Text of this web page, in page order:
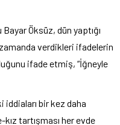
Öksüz, dün yaptığı
zamanda verdikleri ifadelerin
ifade etmiş, “İğneyle
iddiaları bir kez daha
tartışması her evde